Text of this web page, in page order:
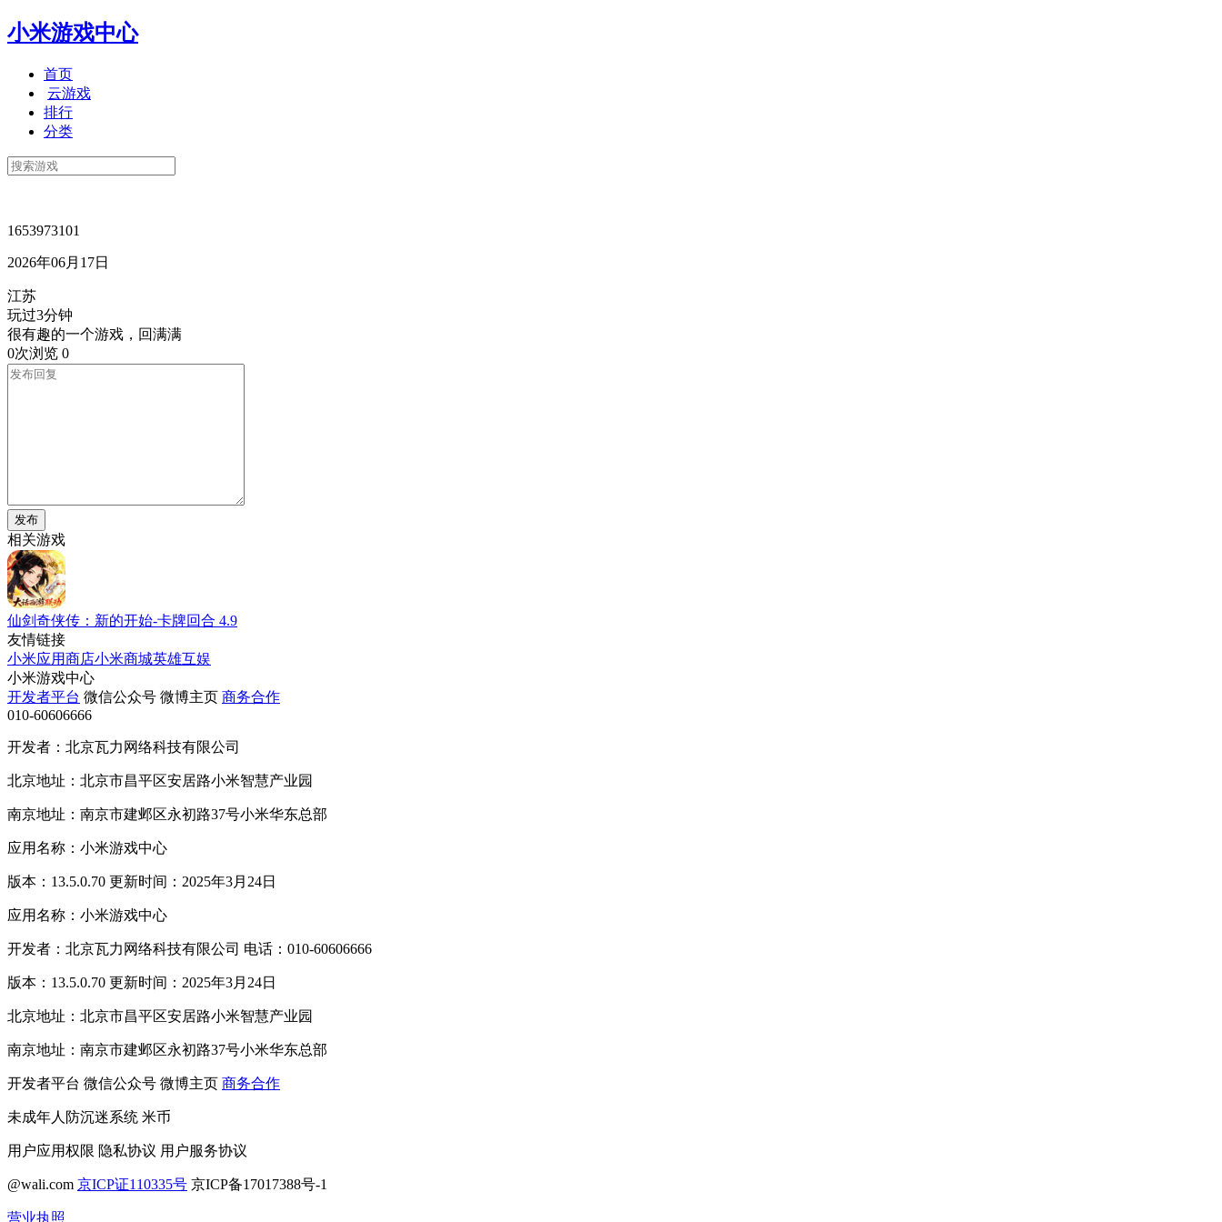
小米游戏中心
首页
云游戏
排行
分类
1653973101
2026年06月17日
江苏
玩过3分钟
很有趣的一个游戏，回满满
0次浏览 0
发布
相关游戏
仙剑奇侠传：新的开始-卡牌回合 4.9
友情链接
小米应用商店小米商城英雄互娱
小米游戏中心
开发者平台 微信公众号 微博主页 商务合作
010-60606666
开发者：北京瓦力网络科技有限公司
北京地址：北京市昌平区安居路小米智慧产业园
南京地址：南京市建邺区永初路37号小米华东总部
应用名称：小米游戏中心
版本：13.5.0.70 更新时间：2025年3月24日
应用名称：小米游戏中心
开发者：北京瓦力网络科技有限公司 电话：010-60606666
版本：13.5.0.70 更新时间：2025年3月24日
北京地址：北京市昌平区安居路小米智慧产业园
南京地址：南京市建邺区永初路37号小米华东总部
开发者平台 微信公众号 微博主页 商务合作
未成年人防沉迷系统 米币
用户应用权限 隐私协议 用户服务协议
@wali.com 京ICP证110335号 京ICP备17017388号-1
营业执照